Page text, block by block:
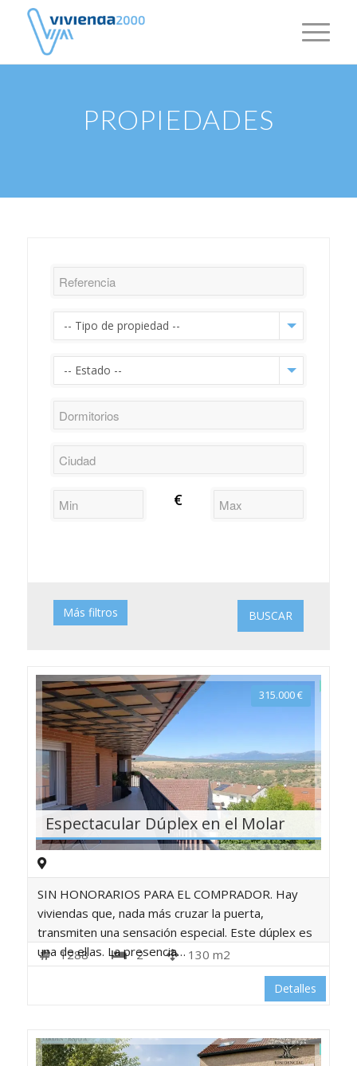
PROPIEDADES
-- Tipo de propiedad --
-- Estado --
€
Chimenea
Piscina
Trastero
Aparcamiento
Zonas comunes
Más filtros BUSCAR
Espectacular Dúplex en el Molar
315.000€
SIN HONORARIOS PARA EL COMPRADOR. Hay
viviendas que, nada más cruzar la puerta,
transmiten una sensación especial. Este dúplex es
una de ellas. La presencia…
1288 2 130 m2
Detalles